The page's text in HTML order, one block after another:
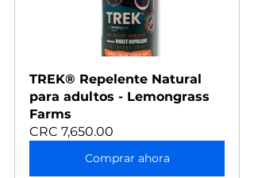
TREK® Repelente Natural
para adultos - Lemongrass
Farms
CRC 7,650.00
Comprar ahora